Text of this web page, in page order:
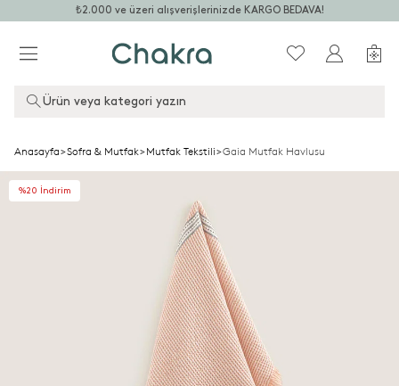
₺2.000 ve üzeri alışverişlerinizde KARGO BEDAVA!
Ürün veya kategori yazın
Anasayfa>Sofra & Mutfak>Mutfak Tekstili>Gaia Mutfak Havlusu
%20 İndirim